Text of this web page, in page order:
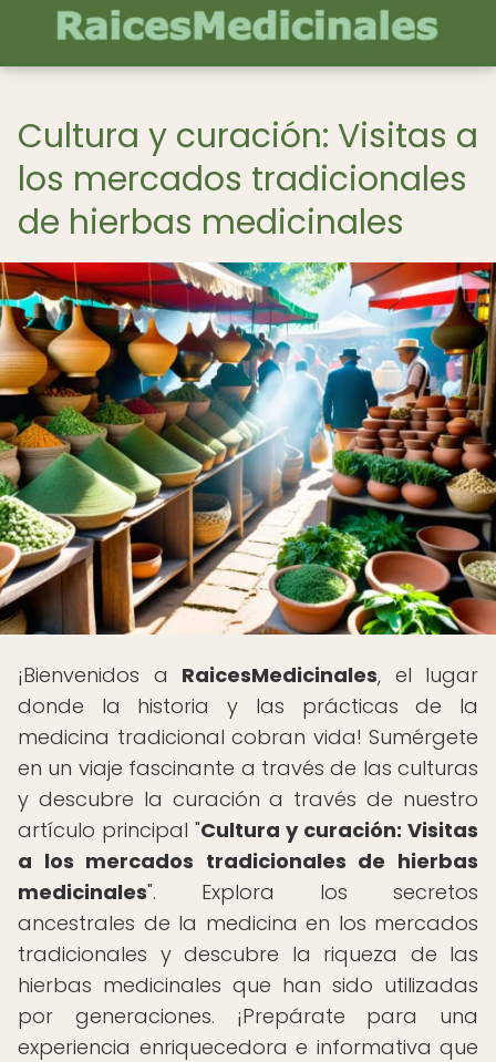
Cultura y curación: Visitas a
los mercados tradicionales
de hierbas medicinales
¡Bienvenidos a RaicesMedicinales, el lugar
donde la historia y las prácticas de la
medicina tradicional cobran vida! Sumérgete
en un viaje fascinante a través de las culturas
y descubre la curación a través de nuestro
artículo principal "Cultura y curación: Visitas
a los mercados tradicionales de hierbas
medicinales". Explora los secretos
ancestrales de la medicina en los mercados
tradicionales y descubre la riqueza de las
hierbas medicinales que han sido utilizadas
por generaciones. ¡Prepárate para una
experiencia enriquecedora e informativa que